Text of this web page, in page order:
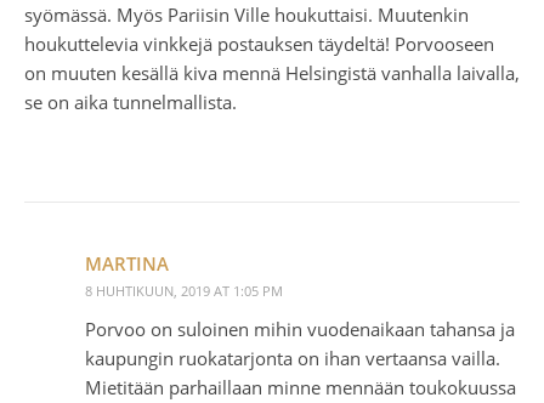
syömässä. Myös Pariisin Ville houkuttaisi. Muutenkin
houkuttelevia vinkkejä postauksen täydeltä! Porvooseen
on muuten kesällä kiva mennä Helsingistä vanhalla laivalla,
se on aika tunnelmallista.
MARTINA
8 HUHTIKUUN, 2019 AT 1:05 PM
Porvoo on suloinen mihin vuodenaikaan tahansa ja
kaupungin ruokatarjonta on ihan vertaansa vailla.
Mietitään parhaillaan minne mennään toukokuussa